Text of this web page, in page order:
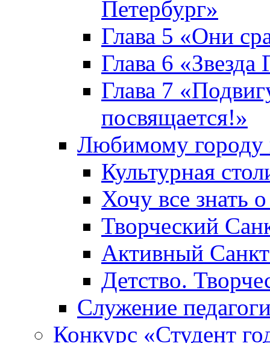
Петербург»
Глава 5 «Они
Глава 6 «Звезда
Глава 7
посвящается!»
Любимому городу
Культурная
Хочу все знать
Творческий
Активный
Детство.
Служение
Конкурс «Студент